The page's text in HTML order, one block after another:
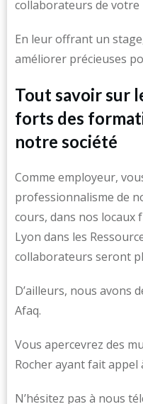
collaborateurs de votre
En leur offrant un
améliorer précieuses
Tout savoir sur
forts des
notre société
Comme employeur,
professionnalisme de
cours, dans nos locaux
Lyon dans les
collaborateurs seront
D’ailleurs, nous avons
Afaq.
Vous apercevrez des
Rocher ayant fait appel
N’hésitez pas à nous